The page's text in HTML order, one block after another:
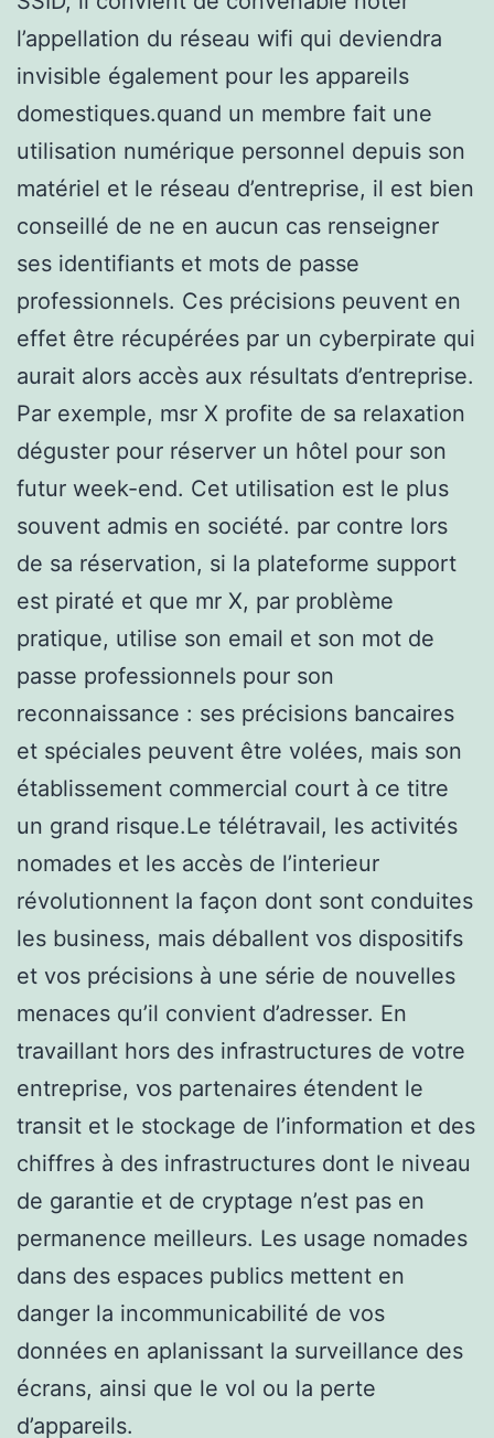
l’appellation du réseau wifi qui deviendra
invisible également pour les appareils
domestiques.quand un membre fait une
utilisation numérique personnel depuis son
matériel et le réseau d’entreprise, il est bien
conseillé de ne en aucun cas renseigner
ses identifiants et mots de passe
professionnels. Ces précisions peuvent en
effet être récupérées par un cyberpirate qui
aurait alors accès aux résultats d’entreprise.
Par exemple, msr X profite de sa relaxation
déguster pour réserver un hôtel pour son
futur week-end. Cet utilisation est le plus
souvent admis en société. par contre lors
de sa réservation, si la plateforme support
est piraté et que mr X, par problème
pratique, utilise son email et son mot de
passe professionnels pour son
reconnaissance : ses précisions bancaires
et spéciales peuvent être volées, mais son
établissement commercial court à ce titre
un grand risque.Le télétravail, les activités
nomades et les accès de l’interieur
révolutionnent la façon dont sont conduites
les business, mais déballent vos dispositifs
et vos précisions à une série de nouvelles
menaces qu’il convient d’adresser. En
travaillant hors des infrastructures de votre
entreprise, vos partenaires étendent le
transit et le stockage de l’information et des
chiffres à des infrastructures dont le niveau
de garantie et de cryptage n’est pas en
permanence meilleurs. Les usage nomades
dans des espaces publics mettent en
danger la incommunicabilité de vos
données en aplanissant la surveillance des
écrans, ainsi que le vol ou la perte
d’appareils.